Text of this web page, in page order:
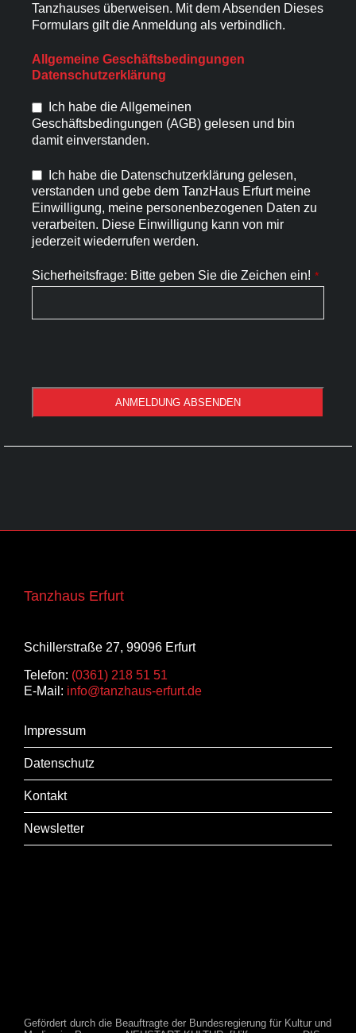
Tanzhauses überweisen. Mit dem Absenden Dieses
Formulars gilt die Anmeldung als verbindlich.
Allgemeine Geschäftsbedingungen
Datenschutzerklärung
Ich habe die Allgemeinen
Geschäftsbedingungen (AGB) gelesen und bin
damit einverstanden.
Ich habe die Datenschutzerklärung gelesen,
verstanden und gebe dem TanzHaus Erfurt meine
Einwilligung, meine personenbezogenen Daten zu
verarbeiten. Diese Einwilligung kann von mir
jederzeit wiederrufen werden.
Sicherheitsfrage: Bitte geben Sie die Zeichen ein! *
ANMELDUNG ABSENDEN
Tanzhaus Erfurt
Schillerstraße 27, 99096 Erfurt
Telefon: (0361) 218 51 51
E-Mail: info@tanzhaus-erfurt.de
Impressum
Datenschutz
Kontakt
Newsletter
Gefördert durch die Beauftragte der Bundesregierung für Kultur und